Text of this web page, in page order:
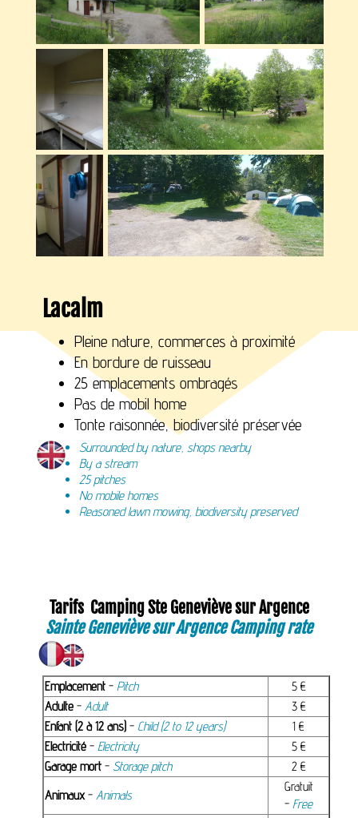
Lacalm
Pleine nature, commerces à proximité
En bordure de ruisseau
25 emplacements ombragés
Pas de mobil home
Tonte raisonnée, biodiversité préservée
Surrounded by nature, shops nearby
By a stream
25 pitches
No mobile homes
Reasoned lawn mowing, biodiversity preserved
Tarifs Camping Ste Geneviève sur Argence
Sainte Geneviève sur Argence Camping rate
Emplacement- Pitch
5 €
Adulte - Adult
3 €
Enfant (2 à 12 ans) - Child (2 to 12 years)
1 €
Electricité - Electricity
5 €
Garage mort- Storage pitch
2 €
Animaux- Animals
Gratuit
- Free